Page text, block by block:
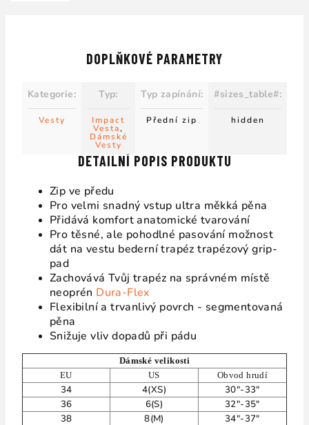
DETAILNÍ POPIS PRODUKTU
Zip ve předu
Pro velmi snadný vstup ultra měkká pěna
Přidává komfort anatomické tvarování
Pro těsné, ale pohodlné pasování možnost
dát na vestu bederní trapéz trapézový grip-
pad
Zachovává Tvůj trapéz na správném místě
neoprén Dura-Flex
Flexibilní a trvanlivý povrch - segmentovaná
pěna
Snižuje vliv dopadů při pádu
Dámské velikosti
EU
US Obvod hrudí
34 4(XS)
30"-33"
36
6(S)
32"-35"
38
8(M)
34"-37"
DOPLŇKOVÉ PARAMETRY
Kategorie:
Vesty
Typ:
Impact
Vesta,
Dámské
Vesty
Typ zapínání:
Přední zip
#sizes_table#:
hidden